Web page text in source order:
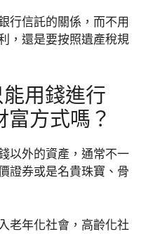
行信託的關係，而不用
，還是要按照遺產稅規
用錢進行
富方式嗎？
以外的資產，通常不一
證券或是名貴珠寶、骨
老年化社會，高齡化社